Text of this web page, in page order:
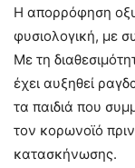
Η απορρόφηση
φυσιολογική, με
Με τη
έχει αυξηθεί
τα παιδιά που
τον κορωνοϊό
κατασκήνωσης.